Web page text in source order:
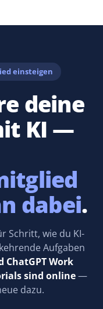
einsteigen
deine
KI —
dabei.
Schritt, wie du KI-
Aufgaben
ChatGPT Work
sind online—
dazu.